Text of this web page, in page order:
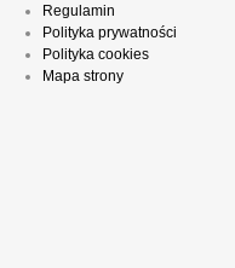
Regulamin
Polityka prywatności
Polityka cookies
Mapa strony